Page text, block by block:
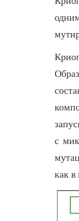
с
как в